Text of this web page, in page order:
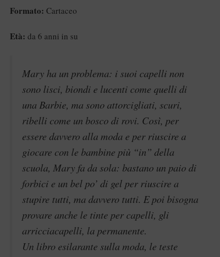
Formato: Cartaceo
Età: da 6 anni in su
Mary ha un problema: i suoi capelli non
sono lisci, biondi e lucenti come quelli di
una Barbie, ma sono attorcigliati, scuri,
ribelli come un bosco di rovi. Così, per
essere davvero alla moda e per riuscire a
giocare con le bambine più “in” della
scuola, Mary fa da sola: bastano un paio di
forbici e un bel po’ di gel per riuscire a
stupire tutti, ma davvero tutti. E poi bisogna
provare anche le tinte per capelli, gli
arricciacapelli, la permanente.
Un libro esilarante sulla moda, le teste